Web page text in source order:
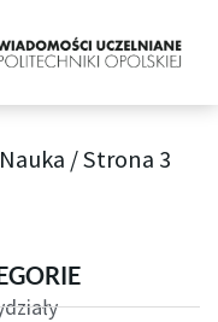
Nauka /Strona 3